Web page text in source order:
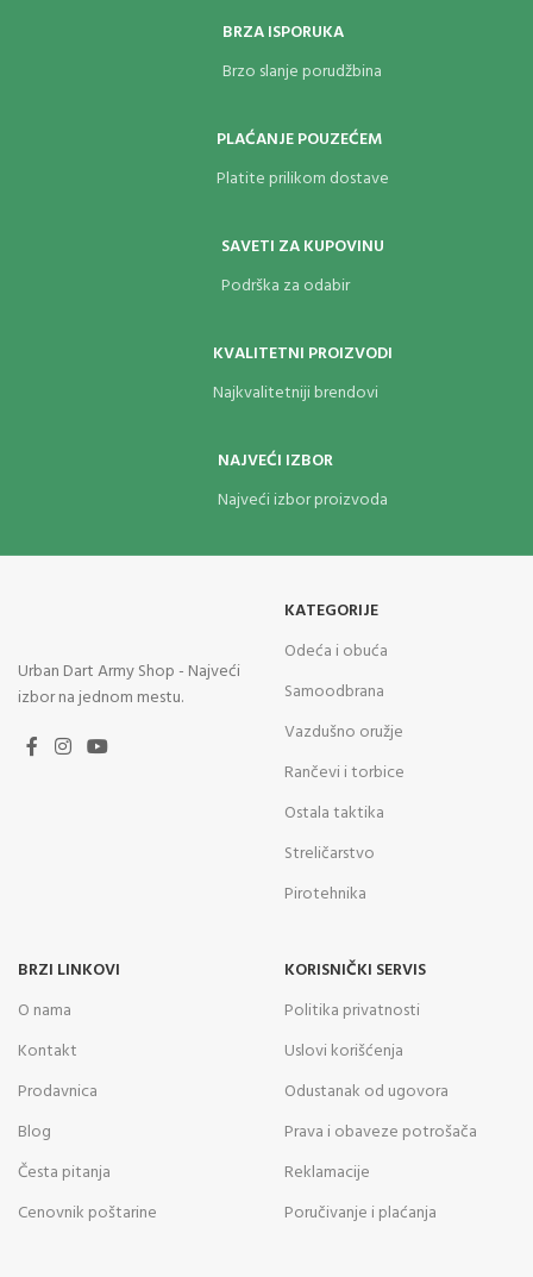
BRZA ISPORUKA
Brzo slanje porudžbina
PLAĆANJE POUZEĆEM
Platite prilikom dostave
SAVETI ZA KUPOVINU
Podrška za odabir
KVALITETNI PROIZVODI
Najkvalitetniji brendovi
NAJVEĆI IZBOR
Najveći izbor proizvoda
Urban Dart Army Shop - Najveći
izbor na jednom mestu.
KATEGORIJE
Odeća i obuća
Samoodbrana
Vazdušno oružje
Rančevi i torbice
Ostala taktika
Streličarstvo
Pirotehnika
BRZI LINKOVI
O nama
Kontakt
Prodavnica
Blog
Česta pitanja
Cenovnik poštarine
KORISNIČKI SERVIS
Politika privatnosti
Uslovi korišćenja
Odustanak od ugovora
Prava i obaveze potrošača
Reklamacije
Poručivanje i plaćanja